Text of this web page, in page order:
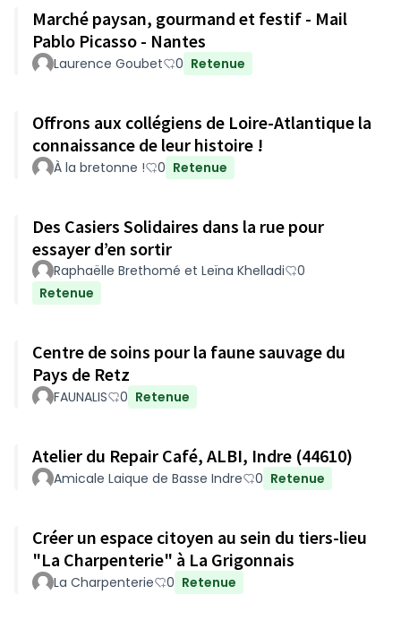
Marché paysan, gourmand et festif - Mail
Pablo Picasso - Nantes
Laurence Goubet 0 Retenue
Offrons aux collégiens de Loire-Atlantique la
connaissance de leur histoire !
À la bretonne ! 0 Retenue
Des Casiers Solidaires dans la rue pour
essayer d’en sortir
Raphaëlle Brethomé et Leïna Khelladi
0
Retenue
Centre de soins pour la faune sauvage du
Pays de Retz
FAUNALIS 0 Retenue
Atelier du Repair Café, ALBI, Indre (44610)
Amicale Laique de Basse Indre 0 Retenue
Créer un espace citoyen au sein du tiers-lieu
"La Charpenterie" à La Grigonnais
La Charpenterie 0 Retenue